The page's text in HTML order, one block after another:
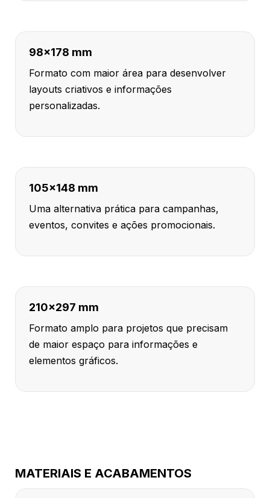
98x178 mm
Formato com maior área para desenvolver
layouts criativos e informações
personalizadas.
105x148 mm
Uma alternativa prática para campanhas,
eventos, convites e ações promocionais.
210x297 mm
Formato amplo para projetos que precisam
de maior espaço para informações e
elementos gráficos.
MATERIAIS E ACABAMENTOS